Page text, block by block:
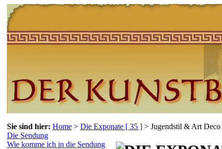
Sie sind hier: Home > Die Exponate [ 35 ] >Jugendstil & Art
Die Sendung
Wie komme ich in die Sendung